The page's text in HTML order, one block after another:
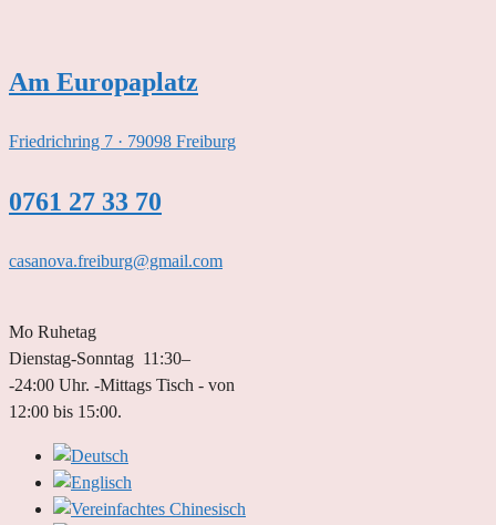
springen
Am Europaplatz
Friedrichring 7 · 79098 Freiburg
0761 27 33 70
casanova.freiburg@gmail.com
Mo Ruhetag
Dienstag-Sonntag 11:30–
-24:00 Uhr. -Mittags Tisch - von
12:00 bis 15:00.